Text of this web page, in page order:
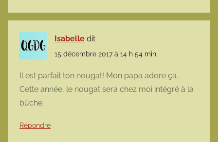
Isabelle dit :
15 décembre 2017 à 14 h 54 min
Il est parfait ton nougat! Mon papa adore ça.
Cette année, le nougat sera chez moi intégré à la
bûche.
Répondre